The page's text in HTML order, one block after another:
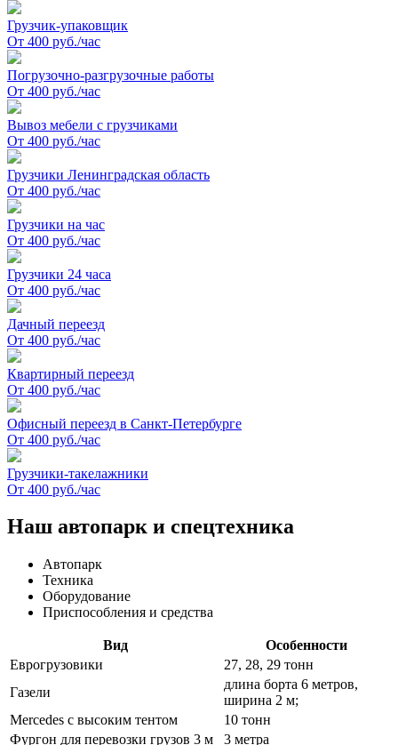
Грузчик-упаковщик
От 400 руб./час
Погрузочно-разгрузочные работы
От 400 руб./час
Вывоз мебели с грузчиками
От 400 руб./час
Грузчики Ленинградская область
От 400 руб./час
Грузчики на час
От 400 руб./час
Грузчики 24 часа
От 400 руб./час
Дачный переезд
От 400 руб./час
Квартирный переезд
От 400 руб./час
Офисный переезд в Санкт-Петербурге
От 400 руб./час
Грузчики-такелажники
От 400 руб./час
Наш автопарк и спецтехника
Автопарк
Техника
Оборудование
Приспособления и средства
Вид
Особенности
Еврогрузовики
27, 28, 29 тонн
Газели
длина борта 6 метров,
ширина 2 м;
Mercedes с высоким тентом
10 тонн
Фургон для перевозки грузов 3 м
3 метра